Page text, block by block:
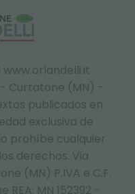
Curtatone (MN) -
publicados en
exclusiva de
prohíbe cualquier
derechos. Via
(MN) P.IVA e C.F.
REA: MN 152392 -